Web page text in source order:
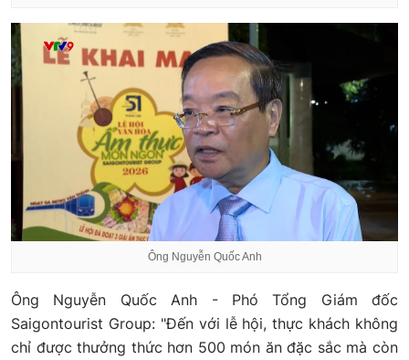
Ông Nguyễn Quốc Anh
Ông Nguyễn Quốc Anh - Phó Tổng Giám đốc
Saigontourist Group: "Đến với lễ hội, thực khách không
chỉ được thưởng thức hơn 500 món ăn đặc sắc mà còn